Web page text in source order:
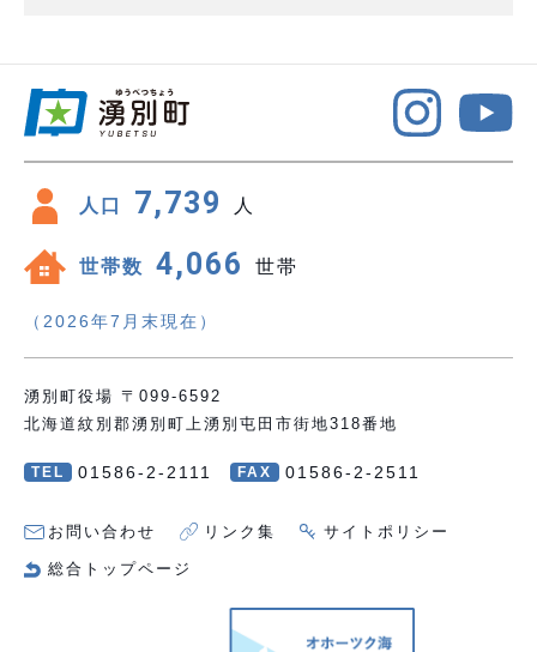
人口 7,739 人
世帯数 4,066 世帯
（2026年7月末現在）
湧別町役場 〒099-6592
北海道紋別郡湧別町上湧別屯田市街地318番地
TEL 01586-2-2111 FAX 01586-2-2511
お問い合わせ リンク集 サイトポリシー
総合トップページ